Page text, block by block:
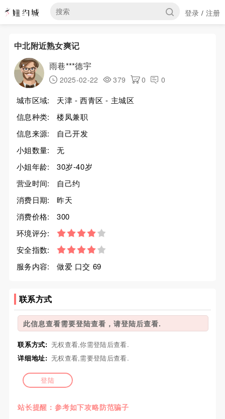
登录 / 注册
中北附近熟女爽记
雨巷***德宇
2025-02-22 379 0 0
城市区域:
天津 - 西青区 - 主城区
信息种类:
楼凤兼职
信息来源:
自己开发
小姐数量:
无
小姐年龄:
30岁-40岁
营业时间:
自己约
消费日期:
昨天
消费价格:
300
环境评分:
安全指数:
服务内容:
做爱 口交 69
联系方式
此信息查看需要登陆查看，请登陆后查看.
联系方式: 无权查看,你需登陆后查看.
详细地址: 无权查看,需要登陆后查看.
登陆
站长提醒：参考如下攻略防范骗子